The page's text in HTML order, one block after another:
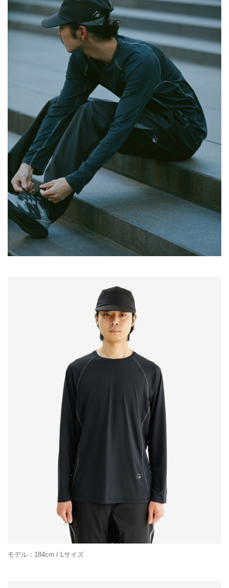
モデル：184cm / Lサイズ